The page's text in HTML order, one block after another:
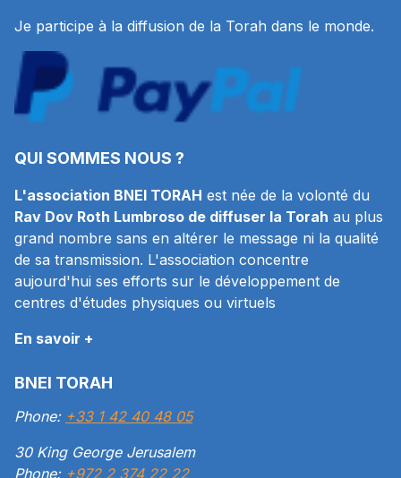
Je participe à la diffusion de la Torah dans le monde.
QUI SOMMES NOUS ?
L'association BNEI TORAH est née de la volonté du
Rav Dov Roth Lumbroso de diffuser la Torah au plus
grand nombre sans en altérer le message ni la qualité
de sa transmission. L'association concentre
aujourd'hui ses efforts sur le développement de
centres d'études physiques ou virtuels
En savoir +
BNEI TORAH
Phone: +33 1 42 40 48 05
30 King George Jerusalem
Phone: +972 2 374 22 22